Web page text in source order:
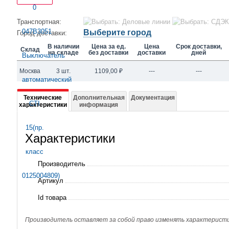
Транспортная:
Город доставки:
Выберите город
Склад
В наличии
на складе
Цена за ед.
без доставки
Цена
доставки
Срок доставки,
дней
Москва 3 шт. 1109,00 ₽ --- ---
Подробная
информация
047B3051
Выключатель
автоматический
15(пр.
класс
Технические
характеристики
Дополнительная
информация
Документация
Характеристики
Производитель
Артикул
Id товара
Производитель оставляет за собой право изменять